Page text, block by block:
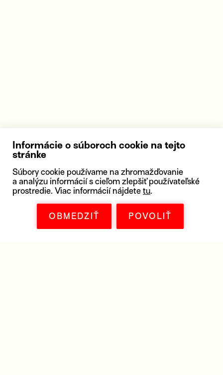
Informácie o súboroch cookie na tejto
stránke
Súbory cookie používame na zhromažďovanie
a analýzu informácií s cieľom zlepšiť používateľské
prostredie. Viac informácií nájdete tu.
OBMEDZIŤ POVOLIŤ